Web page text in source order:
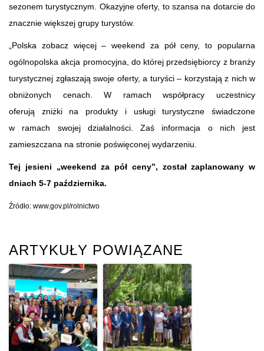
sezonem turystycznym. Okazyjne oferty, to szansa na dotarcie do
znacznie większej grupy turystów.
„Polska zobacz więcej – weekend za pół ceny, to popularna
ogólnopolska akcja promocyjna, do której przedsiębiorcy z branży
turystycznej zgłaszają swoje oferty, a turyści – korzystają z nich w
obniżonych cenach. W ramach współpracy uczestnicy
oferują zniżki na produkty i usługi turystyczne świadczone
w ramach swojej działalności. Zaś informacja o nich jest
zamieszczana na stronie poświęconej wydarzeniu.
Tej jesieni „weekend za pół ceny”, został zaplanowany w
dniach 5-7 października.
Źródło: www.gov.pl/rolnictwo
ARTYKUŁY POWIĄZANE